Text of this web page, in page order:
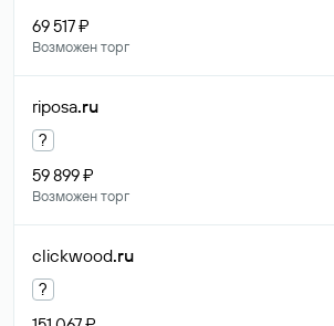
69 517 ₽
Возможен торг
riposa.ru
?
59 899 ₽
Возможен торг
clickwood.ru
?